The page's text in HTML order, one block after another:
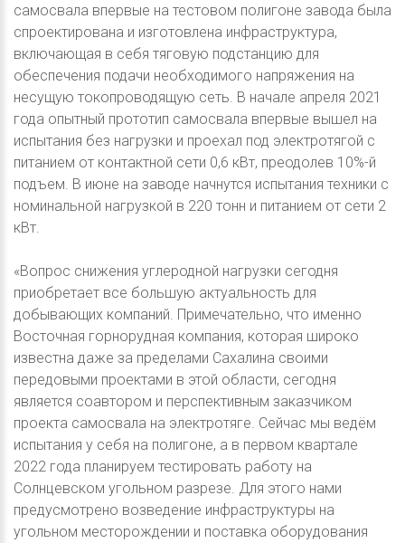
самосвала впервые на тестовом полигоне завода была
спроектирована и изготовлена инфраструктура,
включающая в себя тяговую подстанцию для
обеспечения подачи необходимого напряжения на
несущую токопроводящую сеть. В начале апреля 2021
года опытный прототип самосвала впервые вышел на
испытания без нагрузки и проехал под электротягой с
питанием от контактной сети 0,6 кВт, преодолев 10%-й
подъем. В июне на заводе начнутся испытания техники с
номинальной нагрузкой в 220 тонн и питанием от сети 2
кВт.
«Вопрос снижения углеродной нагрузки сегодня
приобретает все большую актуальность для
добывающих компаний. Примечательно, что именно
Восточная горнорудная компания, которая широко
известна даже за пределами Сахалина своими
передовыми проектами в этой области, сегодня
является соавтором и перспективным заказчиком
проекта самосвала на электротяге. Сейчас мы ведём
испытания у себя на полигоне, а в первом квартале
2022 года планируем тестировать работу на
Солнцевском угольном разрезе. Для этого нами
предусмотрено возведение инфраструктуры на
угольном месторождении и поставка оборудования